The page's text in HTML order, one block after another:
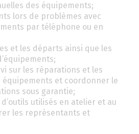
des équipements;
lors de problèmes avec
par téléphone ou en
et les départs ainsi que les
sur les réparations et les
équipements et coordonner le
sous garantie;
utilisés en atelier et au
les représentants et